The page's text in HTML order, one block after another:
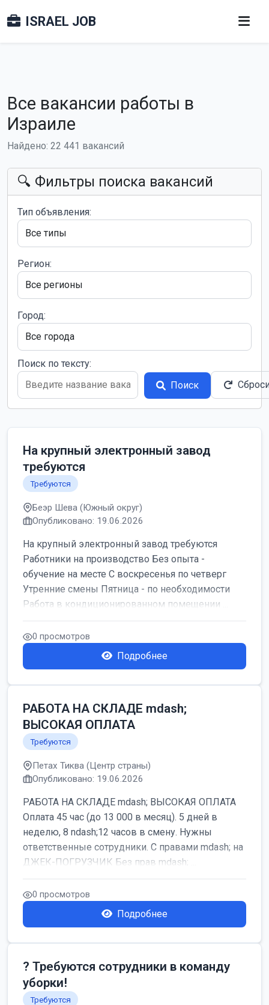
ISRAEL JOB
Все вакансии работы в
Израиле
Найдено: 22 441 вакансий
🔍 Фильтры поиска вакансий
Тип объявления:
Регион:
Город:
Поиск по тексту:
Поиск
На крупный электронный завод
требуются
Требуются
Беэр Шева (Южный округ)
Опубликовано: 19.06.2026
На крупный электронный завод требуются
Работники на производство Без опыта -
обучение на месте С воскресенья по четверг
Утренние смены Пятница - по необходимости
Работа в кондиционированном помещении ...
0 просмотров
Подробнее
РАБОТА НА СКЛАДЕ mdash;
ВЫСОКАЯ ОПЛАТА
Требуются
Петах Тиква (Центр страны)
Опубликовано: 19.06.2026
РАБОТА НА СКЛАДЕ mdash; ВЫСОКАЯ ОПЛАТА
Оплата 45 час (до 13 000 в месяц). 5 дней в
неделю, 8 ndash;12 часов в смену. Нужны
ответственные сотрудники. С правами mdash; на
ДЖЕК-ПОГРУЗЧИК Без прав mdash; ...
0 просмотров
Подробнее
? Требуются сотрудники в команду
уборки!
Требуются